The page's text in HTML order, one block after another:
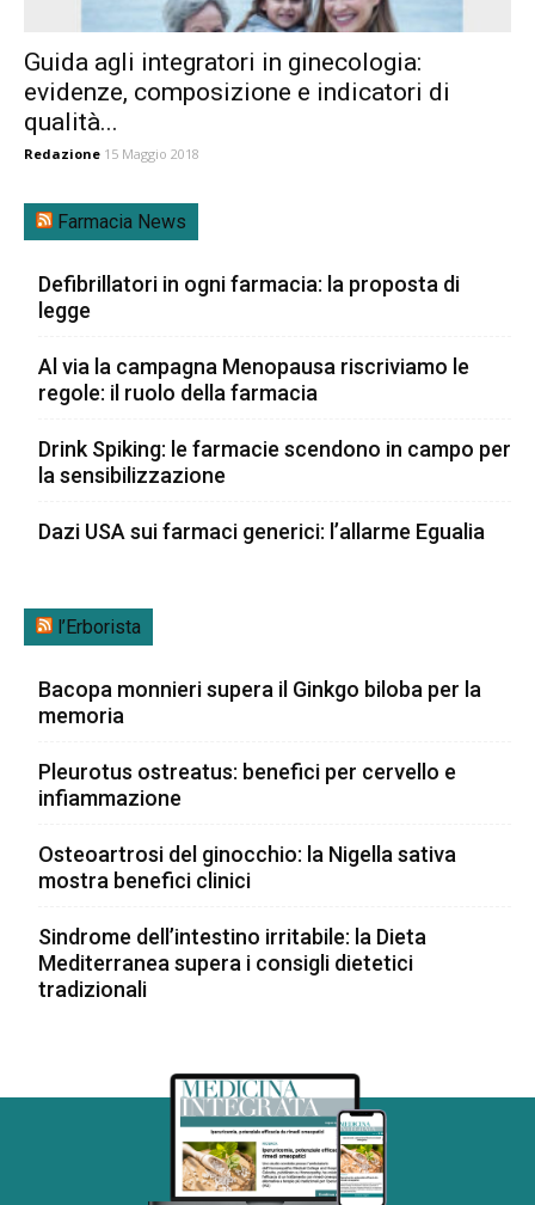
Guida agli integratori in ginecologia:
evidenze, composizione e indicatori di
qualità...
Redazione 15 Maggio 2018
Farmacia News
Defibrillatori in ogni farmacia: la proposta di
legge
Al via la campagna Menopausa riscriviamo le
regole: il ruolo della farmacia
Drink Spiking: le farmacie scendono in campo per
la sensibilizzazione
Dazi USA sui farmaci generici: l’allarme Egualia
l’Erborista
Bacopa monnieri supera il Ginkgo biloba per la
memoria
Pleurotus ostreatus: benefici per cervello e
infiammazione
Osteoartrosi del ginocchio: la Nigella sativa
mostra benefici clinici
Sindrome dell’intestino irritabile: la Dieta
Mediterranea supera i consigli dietetici
tradizionali